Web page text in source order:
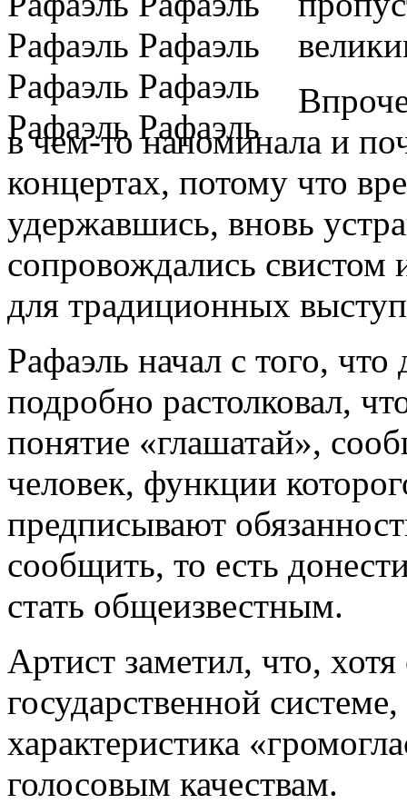
в чем-то напоминала и
концертах, потому что
удержавшись, вновь
сопровождались
для традиционных
Рафаэль начал с того, что
подробно растолковал,
понятие «глашатай»,
человек, функции
предписывают
сообщить, то есть
стать общеизвестным.
Артист заметил, что,
государственной
характеристика
голосовым качествам.